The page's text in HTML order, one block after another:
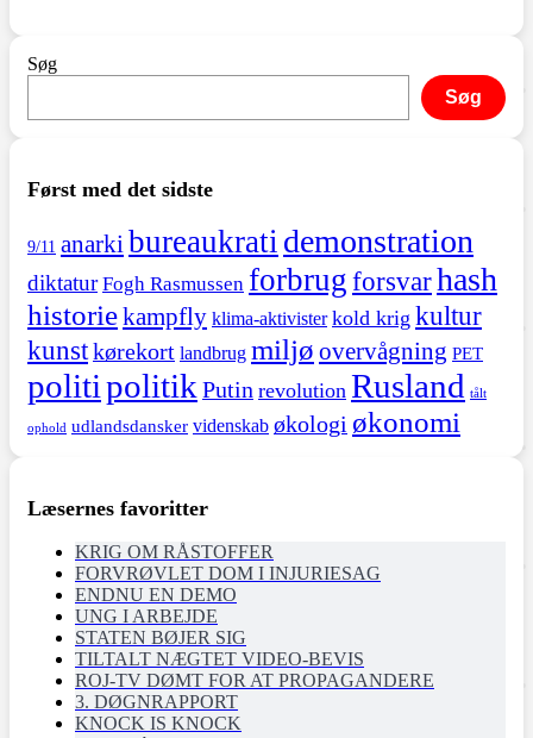
Søg
Søg
Først med det sidste
9/11 anarki bureaukrati demonstration
diktatur Fogh Rasmussen forbrugforsvarhash
historiekampfly klima-aktivister kold krig kultur
kunstkørekort landbrug miljø overvågning PET
politipolitik Putin revolution Rusland tålt
ophold udlandsdansker videnskab økologi økonomi
Læsernes favoritter
KRIG OM RÅSTOFFER
FORVRØVLET DOM I INJURIESAG
ENDNU EN DEMO
UNG I ARBEJDE
STATEN BØJER SIG
TILTALT NÆGTET VIDEO-BEVIS
ROJ-TV DØMT FOR AT PROPAGANDERE
3. DØGNRAPPORT
KNOCK IS KNOCK